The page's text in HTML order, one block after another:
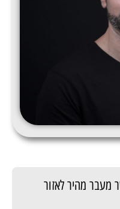
מעבר מהיר לאזור